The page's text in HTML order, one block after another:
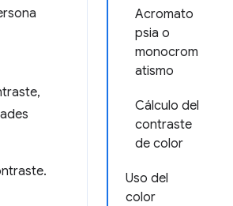
Acromato
psia o
monocrom
atismo
Cálculo del
contraste
de color
Uso del
color